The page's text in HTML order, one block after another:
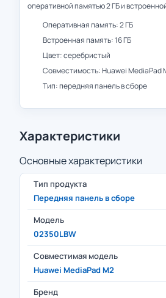
оперативной памятью 2 ГБ и
Оперативная память: 2 ГБ
Встроенная память: 16 ГБ
Цвет: серебристый
Совместимость: Huawei MediaPad
Тип: передняя панель в сборе
Характеристики
Основные характеристики
Тип продукта
Передняя панель в сборе
Модель
02350LBW
Совместимая модель
Huawei MediaPad M2
Бренд